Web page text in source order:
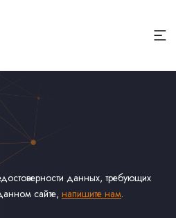
данных, требующих
сайте, напишите нам.